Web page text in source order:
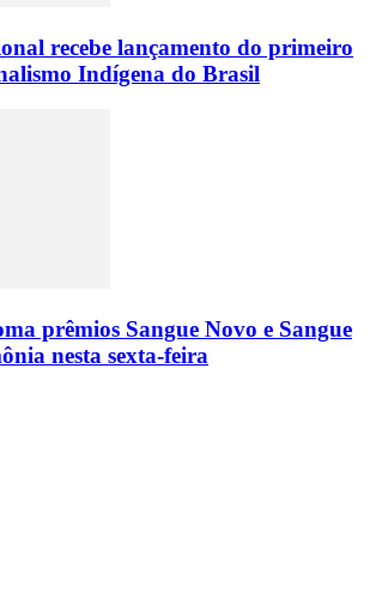
recebe lançamento do primeiro
Indígena do Brasil
prêmios Sangue Novo e Sangue
nesta sexta-feira